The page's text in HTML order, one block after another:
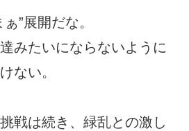
”展開だな。
みたいにならないように
ない。
戦は続き、緑乱との激し